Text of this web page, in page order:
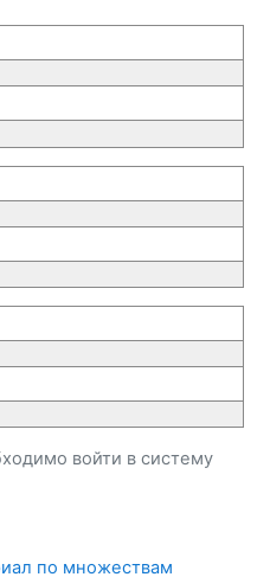
войти в систему
по множествам